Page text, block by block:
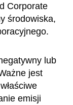
Corporate
środowiska,
lub
jest
emisji